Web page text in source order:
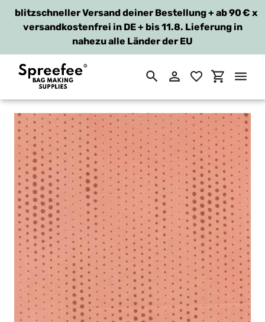
Direkt
Inhalt
blitzschneller Versand deiner Bestellung + ab 90 €
versandkostenfrei in DE + bis 11.8. Lieferung in
nahezu alle Länder der EU
x
SuchenEinloggen